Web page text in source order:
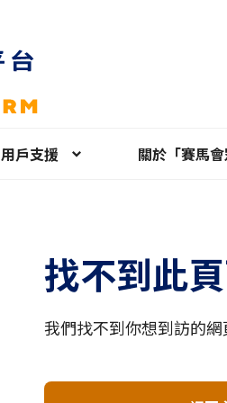
用戶支援 關於「賽馬會
找不到此
我們找不到你想到訪的